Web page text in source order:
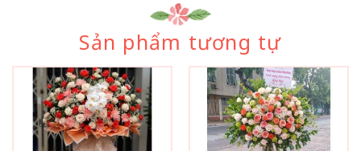
Sản phẩm tương tự